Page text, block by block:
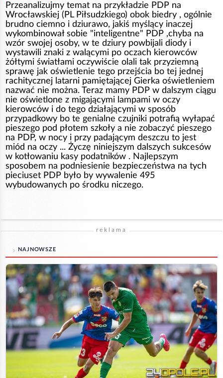
Przeanalizujmy temat na przykładzie PDP na
Wrocławskiej (PL Piłsudzkiego) obok biedry , ogólnie
brudno ciemno i dziurawo, jakiś myślący inaczej
wykombinował sobie "inteligentne" PDP ,chyba na
wzór swojej osoby, w te dziury powbijali diody i
wystawili znaki z walącymi po oczach kierowców
żółtymi światłami oczywiście olali tak przyziemną
sprawę jak oświetlenie tego przejścia bo tej jednej
rachitycznej latarni pamiętającej Gierka oświetleniem
nazwać nie można. Teraz mamy PDP w dalszym ciągu
nie oświetlone z migającymi lampami w oczy
kierowców i do tego działającymi w sposób
przypadkowy bo te genialne czujniki potrafią wyłapać
pieszego pod płotem szkoły a nie zobaczyć pieszego
na PDP, w nocy i przy padającym deszczu to jest
miód na oczy ... Życzę niniejszym dalszych sukcesów
w kotłowaniu kasy podatników . Najlepszym
sposobem na podniesienie bezpieczeństwa na tych
pieciuset PDP było by wywalenie 495
wybudowanych po środku niczego.
reklama
NAJNOWSZE